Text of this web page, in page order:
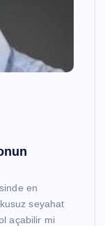
en
seyahat
açabilir mi